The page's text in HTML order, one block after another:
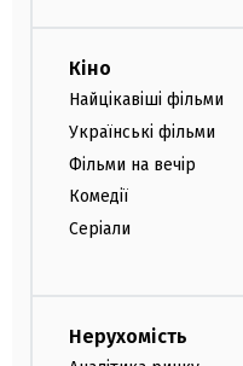
Кіно
Найцікавіші фільми
Українські фільми
Фільми на вечір
Комедії
Серіали
Нерухомість